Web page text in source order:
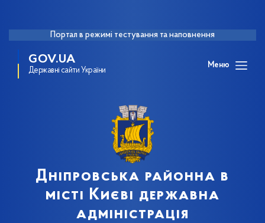
Портал в режимі тестування та наповнення
GOV.UA
Державні сайти України
Меню
Дніпровська районна в
місті Києві державна
адміністрація